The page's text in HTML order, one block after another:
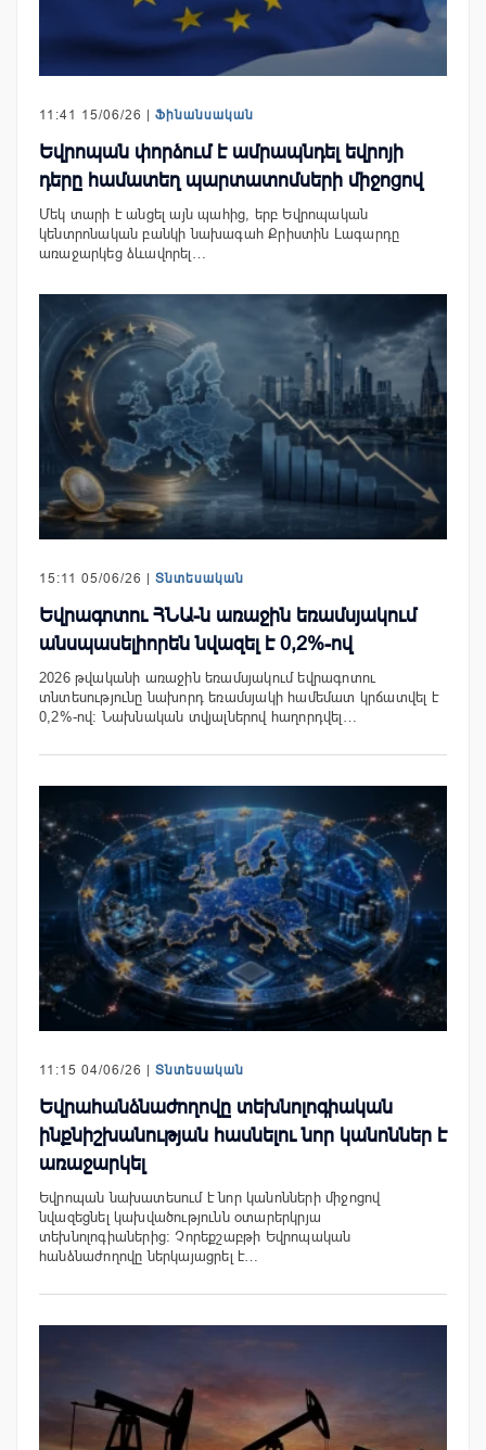
11:41 15/06/26 | Ֆինանսական
Եվրոպան փորձում է ամրապնդել եվրոյի
դերը համատեղ պարտատոմսերի միջոցով
Մեկ տարի է անցել այն պահից, երբ Եվրոպական
կենտրոնական բանկի նախագահ Քրիստին Լագարդը
առաջարկեց ձևավորել…
15:11 05/06/26 | Տնտեսական
Եվրագոտու ՀՆԱ-ն առաջին եռամսյակում
անսպասելիորեն նվազել է 0,2%-ով
2026 թվականի առաջին եռամսյակում եվրագոտու
տնտեսությունը նախորդ եռամսյակի համեմատ կրճատվել է
0,2%-ով։ Նախնական տվյալներով հաղորդվել…
11:15 04/06/26 | Տնտեսական
Եվրահանձնաժողովը տեխնոլոգիական
ինքնիշխանության հասնելու նոր կանոններ է
առաջարկել
Եվրոպան նախատեսում է նոր կանոնների միջոցով
նվազեցնել կախվածությունն օտարերկրյա
տեխնոլոգիաներից։ Չորեքշաբթի Եվրոպական
հանձնաժողովը ներկայացրել է…